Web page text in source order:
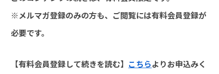
※メルマガ登録のみの方も、ご閲覧には有料会員登録が
必要です。
【有料会員登録して続きを読む】 こちらよりお申込みく